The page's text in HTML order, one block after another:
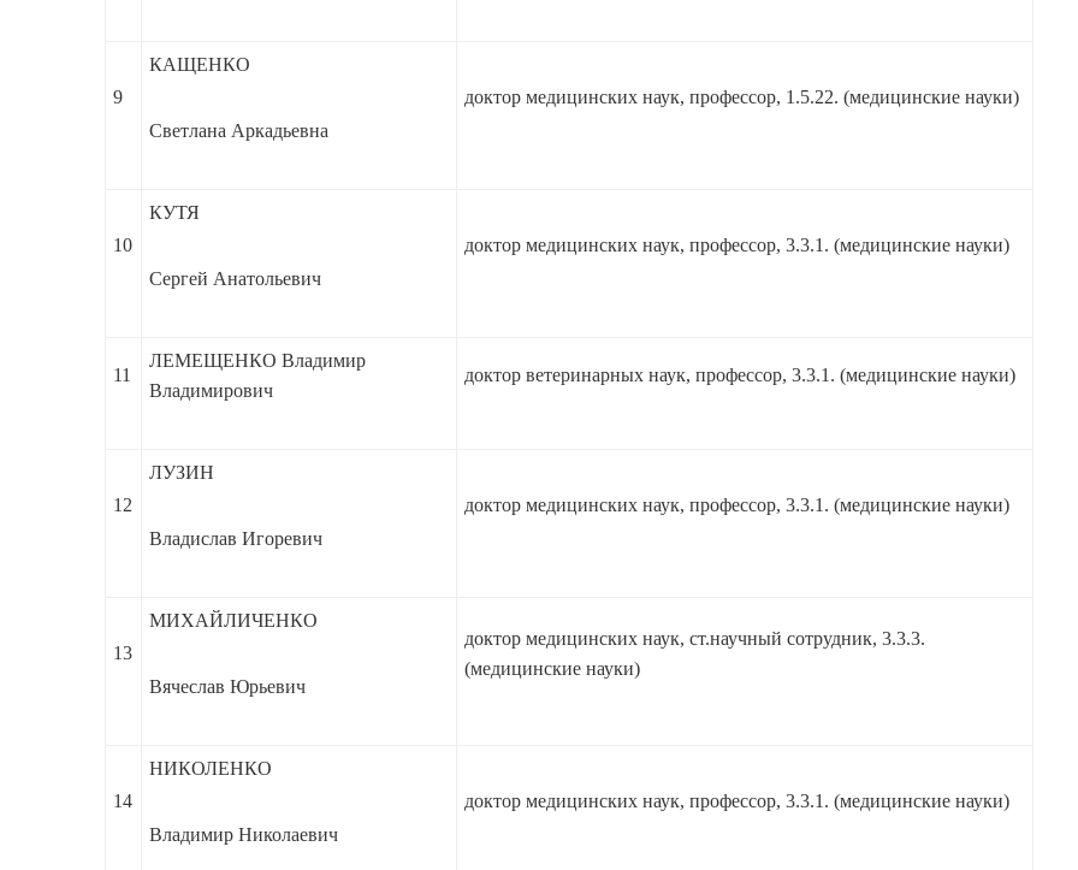
9
КАЩЕНКО
Светлана Аркадьевна
доктор медицинских наук, профессор, 1.5.22. (медицинские науки)
10
КУТЯ
Сергей Анатольевич
доктор медицинских наук, профессор, 3.3.1. (медицинские науки)
11
ЛЕМЕЩЕНКО Владимир
Владимирович
доктор ветеринарных наук, профессор, 3.3.1. (медицинские науки)
12
ЛУЗИН
Владислав Игоревич
доктор медицинских наук, профессор, 3.3.1. (медицинские науки)
13
МИХАЙЛИЧЕНКО
Вячеслав Юрьевич
доктор медицинских наук, ст.научный сотрудник, 3.3.3.
(медицинские науки)
14
НИКОЛЕНКО
Владимир Николаевич
доктор медицинских наук, профессор, 3.3.1. (медицинские науки)